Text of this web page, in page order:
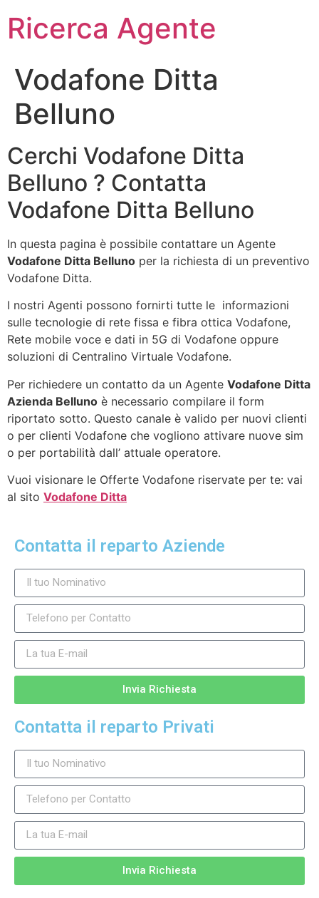
Ricerca Agente
Vodafone Ditta
Belluno
Cerchi Vodafone Ditta
Belluno ? Contatta
Vodafone Ditta Belluno
In questa pagina è possibile contattare un Agente
Vodafone Ditta Belluno per la richiesta di un preventivo
Vodafone Ditta.
I nostri Agenti possono fornirti tutte le informazioni
sulle tecnologie di rete fissa e fibra ottica Vodafone,
Rete mobile voce e dati in 5G di Vodafone oppure
soluzioni di Centralino Virtuale Vodafone.
Per richiedere un contatto da un Agente Vodafone Ditta
Azienda Belluno è necessario compilare il form
riportato sotto. Questo canale è valido per nuovi clienti
o per clienti Vodafone che vogliono attivare nuove sim
o per portabilità dall’ attuale operatore.
Vuoi visionare le Offerte Vodafone riservate per te: vai
al sito Vodafone Ditta
Contatta il reparto Aziende
Invia Richiesta
Contatta il reparto Privati
Invia Richiesta